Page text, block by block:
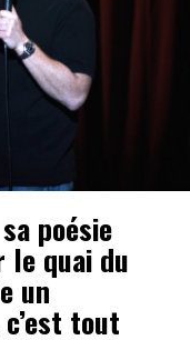
poésie
le quai du
un
tout